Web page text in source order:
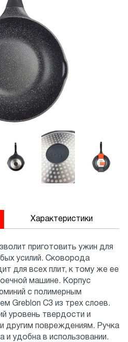
Характеристики
приготовить ужин для
усилий. Сковорода
для всех плит, к тому же ее
машине. Корпус
с полимерным
Greblon С3 из трех слоев.
уровень твердости и
другим повреждениям. Ручка
и удобна в использовании.